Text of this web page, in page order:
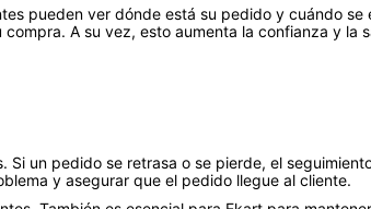
pueden ver dónde está su pedido y cuándo se
A su vez, esto aumenta la confianza y la
un pedido se retrasa o se pierde, el
y asegurar que el pedido llegue al cliente.